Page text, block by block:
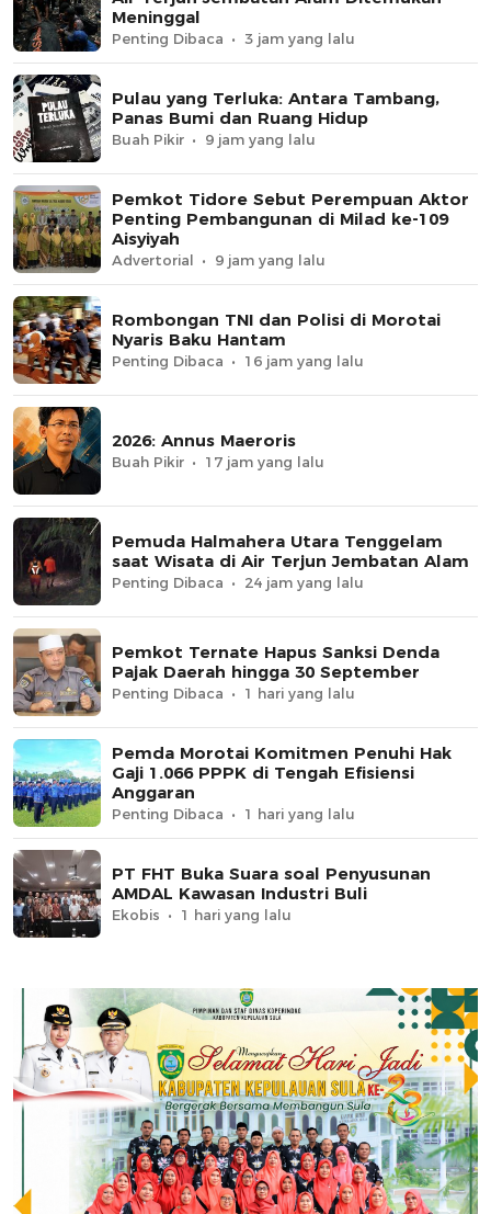
Meninggal
Penting Dibaca 3 jam yang lalu
Pulau yang Terluka: Antara Tambang,
Panas Bumi dan Ruang Hidup
Buah Pikir 9 jam yang lalu
Pemkot Tidore Sebut Perempuan Aktor
Penting Pembangunan di Milad ke-109
Aisyiyah
Advertorial 9 jam yang lalu
Rombongan TNI dan Polisi di Morotai
Nyaris Baku Hantam
Penting Dibaca 16 jam yang lalu
2026: Annus Maeroris
Buah Pikir 17 jam yang lalu
Pemuda Halmahera Utara Tenggelam
saat Wisata di Air Terjun Jembatan Alam
Penting Dibaca 24 jam yang lalu
Pemkot Ternate Hapus Sanksi Denda
Pajak Daerah hingga 30 September
Penting Dibaca 1 hari yang lalu
Pemda Morotai Komitmen Penuhi Hak
Gaji 1.066 PPPK di Tengah Efisiensi
Anggaran
Penting Dibaca 1 hari yang lalu
PT FHT Buka Suara soal Penyusunan
AMDAL Kawasan Industri Buli
Ekobis 1 hari yang lalu